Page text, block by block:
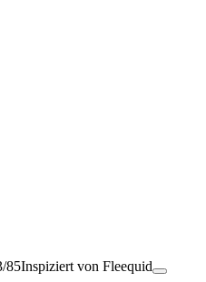
85Inspiziert von Fleequid